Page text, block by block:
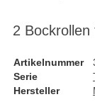
2
Artikelnummer
Serie
Hersteller